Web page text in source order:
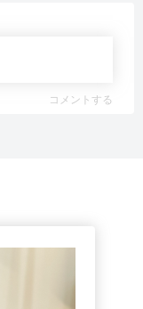
コメントする